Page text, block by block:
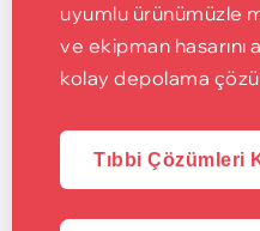
uyumlu ürünümüzle
ve ekipman hasarını
kolay depolama
Tıbbi Çözümleri